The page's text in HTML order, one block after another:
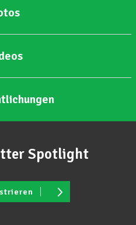
Spotlight